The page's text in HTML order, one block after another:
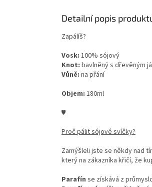
Detailní popis
Zapálíš?
Vosk: 100% sójový
Knot: bavlněný s dřevěným
Vůně: na přání
Objem: 180ml
♥
Proč pálit sójové svíčky?
Zamýšleli jste se někdy nad
který na zákazníka křičí, že
Parafín se získává z